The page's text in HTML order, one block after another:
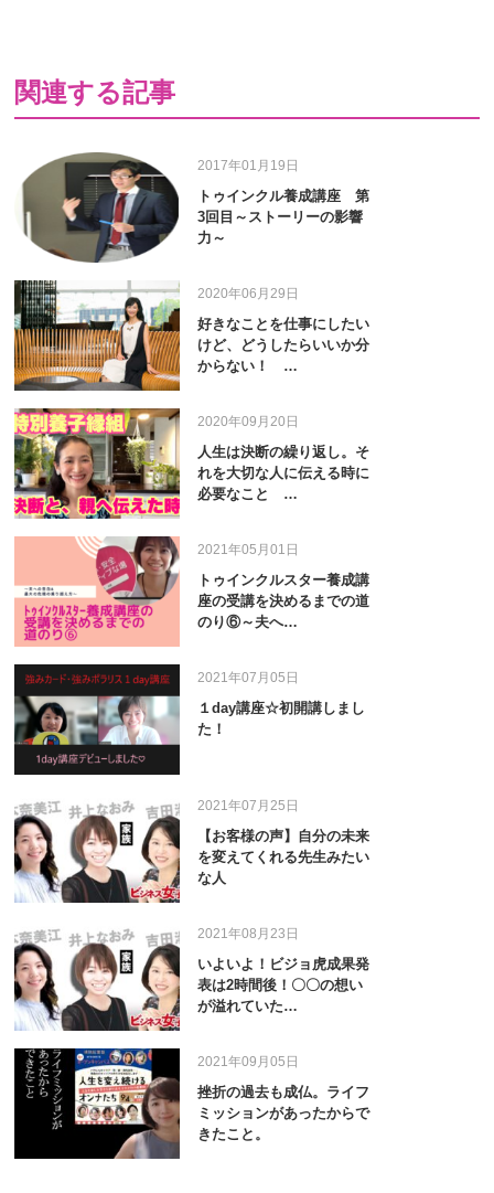
関連する記事
2017年01月19日
トゥインクル養成講座 第
3回目～ストーリーの影響
力～
2020年06月29日
好きなことを仕事にしたい
けど、どうしたらいいか分
からない！ …
2020年09月20日
人生は決断の繰り返し。そ
れを大切な人に伝える時に
必要なこと …
2021年05月01日
トゥインクルスター養成講
座の受講を決めるまでの道
のり⑥～夫へ…
2021年07月05日
１day講座☆初開講しまし
た！
2021年07月25日
【お客様の声】自分の未来
を変えてくれる先生みたい
な人
2021年08月23日
いよいよ！ビジョ虎成果発
表は2時間後！〇〇の想い
が溢れていた…
2021年09月05日
挫折の過去も成仏。ライフ
ミッションがあったからで
きたこと。